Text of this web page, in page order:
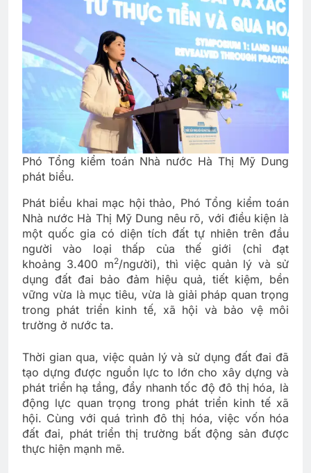
Phó Tổng kiểm toán Nhà nước Hà Thị Mỹ Dung
phát biểu.
Phát biểu khai mạc hội thảo, Phó Tổng kiểm toán
Nhà nước Hà Thị Mỹ Dung nêu rõ, với điều kiện là
một quốc gia có diện tích đất tự nhiên trên đầu
người vào loại thấp của thế giới (chỉ đạt
khoảng 3.400 m2/người), thì việc quản lý và sử
dụng đất đai bảo đảm hiệu quả, tiết kiệm, bền
vững vừa là mục tiêu, vừa là giải pháp quan trọng
trong phát triển kinh tế, xã hội và bảo vệ môi
trường ở nước ta.
Thời gian qua, việc quản lý và sử dụng đất đai đã
tạo dựng được nguồn lực to lớn cho xây dựng và
phát triển hạ tầng, đẩy nhanh tốc độ đô thị hóa, là
động lực quan trọng trong phát triển kinh tế xã
hội. Cùng với quá trình đô thị hóa, việc vốn hóa
đất đai, phát triển thị trường bất động sản được
thực hiện mạnh mẽ.